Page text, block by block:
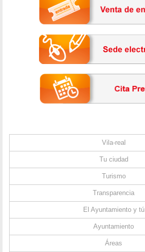
Vila-real
Tu ciudad
Turismo
Transparencia
El Ayuntamiento y tú
Ayuntamiento
Áreas